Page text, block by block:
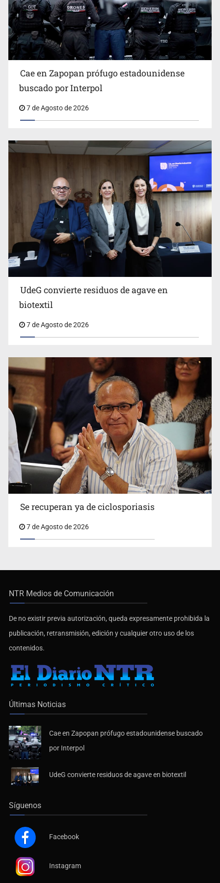
Al archivo la mitad de quejas contra el Siapa
Ya hay solicitud de audiencia de imputación en caso Eli
Cae en Zapopan prófugo estadounidense buscado por
Cae en Zapopan prófugo estadounidense
buscado por Interpol
7 de Agosto de 2026
UdeG convierte residuos de agave en
biotextil
7 de Agosto de 2026
Se recuperan ya de ciclosporiasis
7 de Agosto de 2026
NTR Medios de Comunicación
De no existir previa autorización, queda expresamente prohibida la
publicación, retransmisión, edición y cualquier otro uso de los
contenidos.
Últimas Noticias
Cae en Zapopan prófugo estadounidense buscado
por Interpol
UdeG convierte residuos de agave en biotextil
Síguenos
Facebook
Instagram